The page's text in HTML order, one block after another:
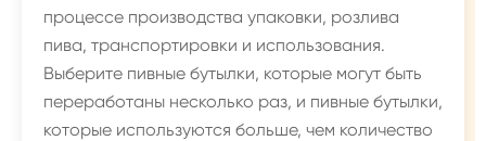
процессе производства упаковки, розлива
пива, транспортировки и использования.
Выберите пивные бутылки, которые могут быть
переработаны несколько раз, и пивные бутылки,
которые используются больше, чем количество